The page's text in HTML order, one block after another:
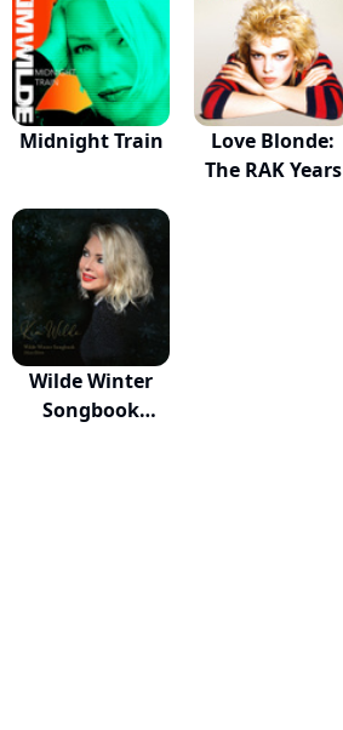
Midnight Train
Love Blonde:
The RAK Years
Wilde Winter
Songbook